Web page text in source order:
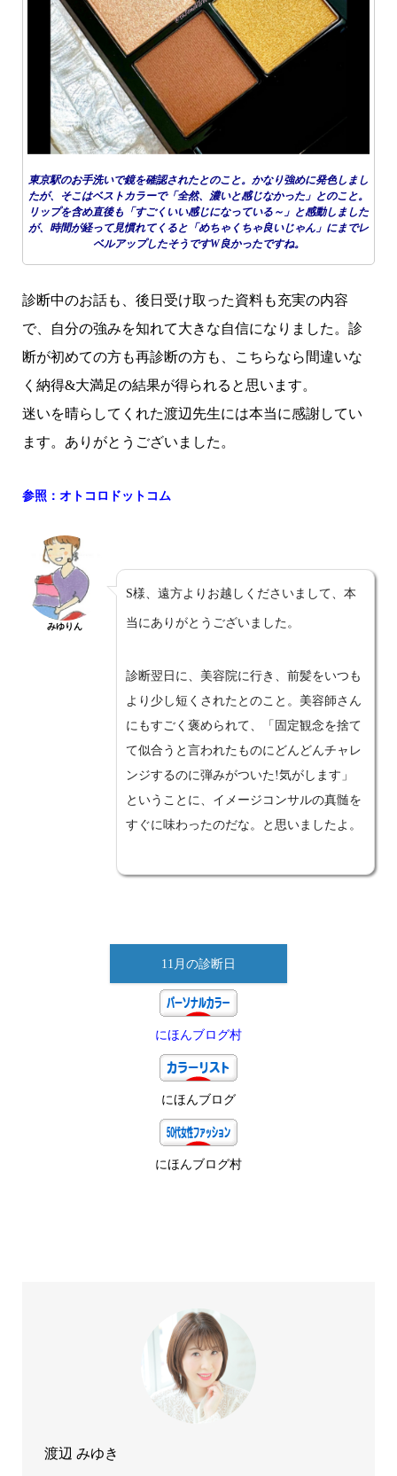
東京駅のお手洗いで鏡を確認されたとのこと。かなり強めに発色しまし
たが、そこはベストカラーで「全然、濃いと感じなかった」とのこと。
リップを含め直後も「すごくいい感じになっている～」と感動しました
が、時間が経って見慣れてくると「めちゃくちゃ良いじゃん」にまでレ
ベルアップしたそうですW良かったですね。
診断中のお話も、後日受け取った資料も充実の内容
で、自分の強みを知れて大きな自信になりました。診
断が初めての方も再診断の方も、こちらなら間違いな
く納得&大満足の結果が得られると思います。
迷いを晴らしてくれた渡辺先生には本当に感謝してい
ます。ありがとうございました。
参照：オトコロドットコム
みゆりん
S様、遠方よりお越しくださいまして、本
当にありがとうございました。
診断翌日に、美容院に行き、前髪をいつも
より少し短くされたとのこと。美容師さん
にもすごく褒められて、「固定観念を捨て
て似合うと言われたものにどんどんチャレ
ンジするのに弾みがついた!気がします」
ということに、イメージコンサルの真髄を
すぐに味わったのだな。と思いましたよ。
11月の診断日
にほんブログ村
にほんブログ
にほんブログ村
渡辺 みゆき